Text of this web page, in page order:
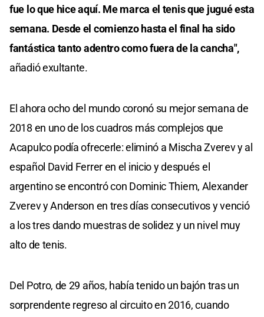
fue lo que hice aquí. Me marca el tenis que jugué esta
semana. Desde el comienzo hasta el final ha sido
fantástica tanto adentro como fuera de la cancha",
añadió exultante.
El ahora ocho del mundo coronó su mejor semana de
2018 en uno de los cuadros más complejos que
Acapulco podía ofrecerle: eliminó a Mischa Zverev y al
español David Ferrer en el inicio y después el
argentino se encontró con Dominic Thiem, Alexander
Zverev y Anderson en tres días consecutivos y venció
a los tres dando muestras de solidez y un nivel muy
alto de tenis.
Del Potro, de 29 años, había tenido un bajón tras un
sorprendente regreso al circuito en 2016, cuando